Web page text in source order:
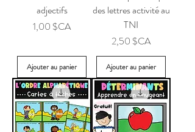
adjectifs
Prix
1,00 $CA
Ajouter au panier
des lettres activité au
TNI
Prix
2,50 $CA
Ajouter au panier